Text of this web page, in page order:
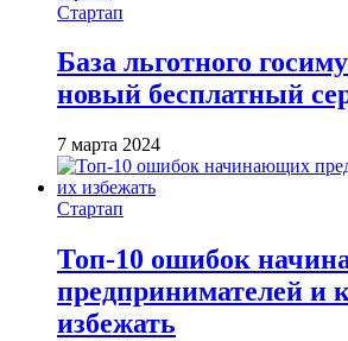
Стартап
База льготного
новый бесплатный
7 марта 2024
Стартап
Топ-10 ошибок
предпринимателей и
избежать